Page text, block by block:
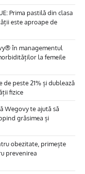
Prima pastilă din clasa
este aproape de
în managementul
la femeile
peste 21% și dublează
fizice
Wegovy te ajută să
grăsimea și
obezitate, primește
prevenirea